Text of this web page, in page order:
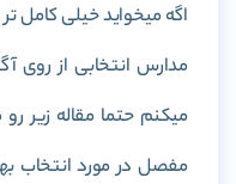
اگه میخواید خیلی کامل
مدارس انتخابی از روی
میکنم حتما مقاله زیر
مفصل در مورد انتخاب